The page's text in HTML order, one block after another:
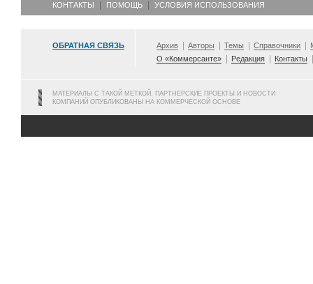
КОНТАКТЫ ПОМОЩЬ УСЛОВИЯ ИСПОЛЬЗОВАНИЯ
ОБРАТНАЯ СВЯЗЬ Архив Авторы Темы Справочники
О «Коммерсанте»
Редакция Контакты
МАТЕРИАЛЫ С ТАКОЙ МЕТКОЙ, ПАРТНЕРСКИЕ ПРОЕКТЫ И НОВОСТИ
КОМПАНИЙ ОПУБЛИКОВАНЫ НА КОММЕРЧЕСКОЙ ОСНОВЕ